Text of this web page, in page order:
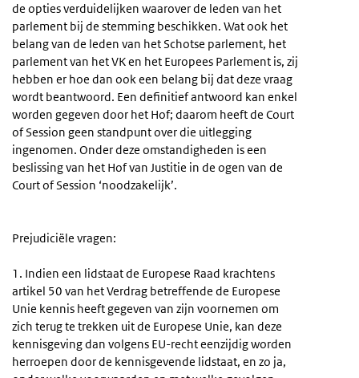
de opties verduidelijken waarover de leden van het
parlement bij de stemming beschikken. Wat ook het
belang van de leden van het Schotse parlement, het
parlement van het VK en het Europees Parlement is, zij
hebben er hoe dan ook een belang bij dat deze vraag
wordt beantwoord. Een definitief antwoord kan enkel
worden gegeven door het Hof; daarom heeft de Court
of Session geen standpunt over die uitlegging
ingenomen. Onder deze omstandigheden is een
beslissing van het Hof van Justitie in de ogen van de
Court of Session ‘noodzakelijk’.
Prejudiciële vragen:
1. Indien een lidstaat de Europese Raad krachtens
artikel 50 van het Verdrag betreffende de Europese
Unie kennis heeft gegeven van zijn voornemen om
zich terug te trekken uit de Europese Unie, kan deze
kennisgeving dan volgens EU-recht eenzijdig worden
herroepen door de kennisgevende lidstaat, en zo ja,